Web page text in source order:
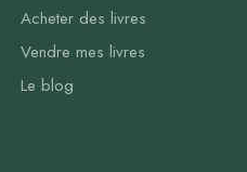
Acheter des livres
Vendre mes livres
Le blog